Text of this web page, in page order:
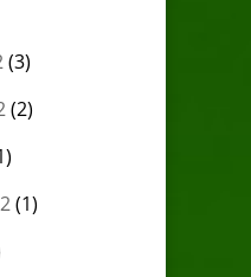
(3)
(2)
(1)